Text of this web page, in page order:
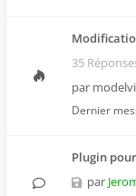
35
par
Dernier
Plugin
par